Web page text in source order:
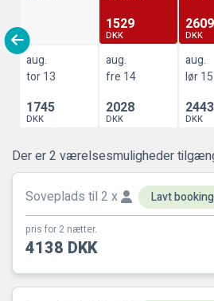
1529
DKK
2609
DKK
aug.
tor 13
1745
DKK
aug.
fre 14
2028
DKK
aug.
lør 15
2443
DKK
Der er 2 værelsesmuligheder
Soveplads til 2 x Lavt
pris for 2 nætter.
4138 DKK